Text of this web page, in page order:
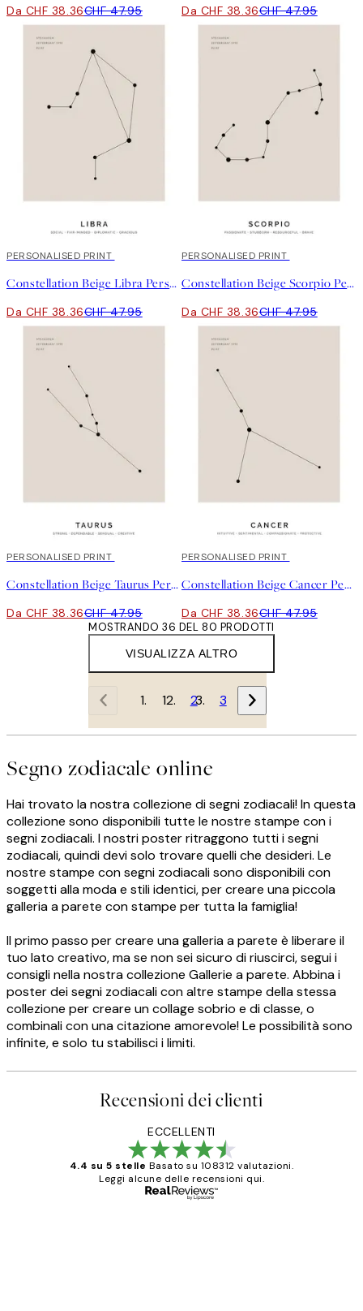
Da CHF 38.36CHF 47.95 Da CHF 38.36CHF 47.95
20%*
PERSONALISED PRINT
Constellation Beige Libra Personal Poster
Da CHF 38.36CHF 47.95
20%*
PERSONALISED PRINT
Constellation Beige Scorpio Personal Poster
Da CHF 38.36CHF 47.95
20%*
PERSONALISED PRINT
Constellation Beige Taurus Personal Poster
Da CHF 38.36CHF 47.95
20%*
PERSONALISED PRINT
Constellation Beige Cancer Personal Poster
Da CHF 38.36CHF 47.95
VISUALIZZA ALTRO
MOSTRANDO 36 DEL 80 PRODOTTI
1 2 3
Segno zodiacale online
Hai trovato la nostra collezione di segni zodiacali! In questa
collezione sono disponibili tutte le nostre stampe con i
segni zodiacali. I nostri poster ritraggono tutti i segni
zodiacali, quindi devi solo trovare quelli che desideri. Le
nostre stampe con segni zodiacali sono disponibili con
soggetti alla moda e stili identici, per creare una piccola
galleria a parete con stampe per tutta la famiglia!
Il primo passo per creare una galleria a parete è liberare il
tuo lato creativo, ma se non sei sicuro di riuscirci, segui i
consigli nella nostra collezione Gallerie a parete. Abbina i
poster dei segni zodiacali con altre stampe della stessa
collezione per creare un collage sobrio e di classe, o
combinali con una citazione amorevole! Le possibilità sono
infinite, e solo tu stabilisci i limiti.
Recensioni dei clienti
ECCELLENTI
4.4 su 5 stelle Basato su 108312 valutazioni.
Leggi alcune delle recensioni qui.